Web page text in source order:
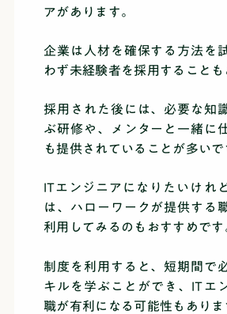
アがあります。
企業は人材を確保する方法を
わず未経験者を採用することも
採用された後には、必要な知
ぶ研修や、メンターと一緒に
も提供されていることが多いで
ITエンジニアになりたいけれ
は、ハローワークが提供する
利用してみるのもおすすめです
制度を利用すると、短期間で
キルを学ぶことができ、ITエ
職が有利になる可能性もありま